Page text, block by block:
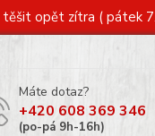
opět zítra ( pátek
Máte dotaz?
+420 608 369 346
(po-pá 9h-16h)